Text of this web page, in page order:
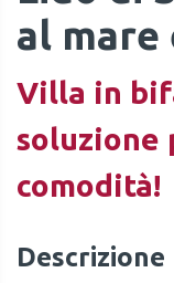
al mare
Villa in
soluzione
comodità!
Descrizione